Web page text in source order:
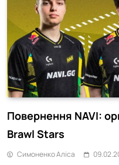
Повернення NAVI:
Brawl Stars
Симоненко Аліса